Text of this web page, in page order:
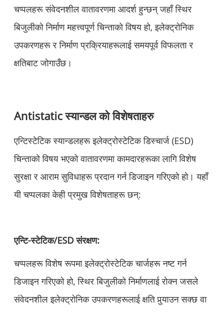
चप्पलहरू संवेदनशील वातावरणमा आदर्श हुन्छन् जहाँ स्थिर
बिजुलीको निर्माण महत्त्वपूर्ण चिन्ताको विषय हो, इलेक्ट्रोनिक
उपकरणहरू र निर्माण प्रक्रियाहरूलाई समयपूर्व विफलता र
क्षतिबाट जोगाउँछ।
Antistatic स्यान्डल को विशेषताहरु
एन्टिस्टेटिक स्यान्डलहरू इलेक्ट्रोस्टेटिक डिस्चार्ज (ESD)
चिन्ताको विषय भएको वातावरणमा कामदारहरूका लागि विशेष
सुरक्षा र आराम सुविधाहरू प्रदान गर्न डिजाइन गरिएको हो। यहाँ
यी चप्पलका केही प्रमुख विशेषताहरू छन्:
एन्टि-स्टेटिक/ESD संरक्षण:
चप्पलहरू विशेष रूपमा इलेक्ट्रोस्टेटिक चार्जहरू नष्ट गर्न
डिजाइन गरिएको हो, स्थिर बिजुलीको निर्माणलाई रोक्न जसले
संवेदनशील इलेक्ट्रोनिक उपकरणहरूलाई क्षति पुर्‍याउन सक्छ वा